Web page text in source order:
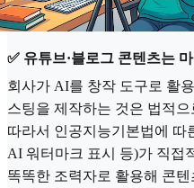
✅ 유튜브·블로그 콘텐츠는
회사가 AI를 창작 도구로 활
스팅을 제작하는 것은 법적
따라서 인공지능기본법에 따
AI 워터마크 표시 등)가 직접
똑똑한 조력자로 활용해 콘